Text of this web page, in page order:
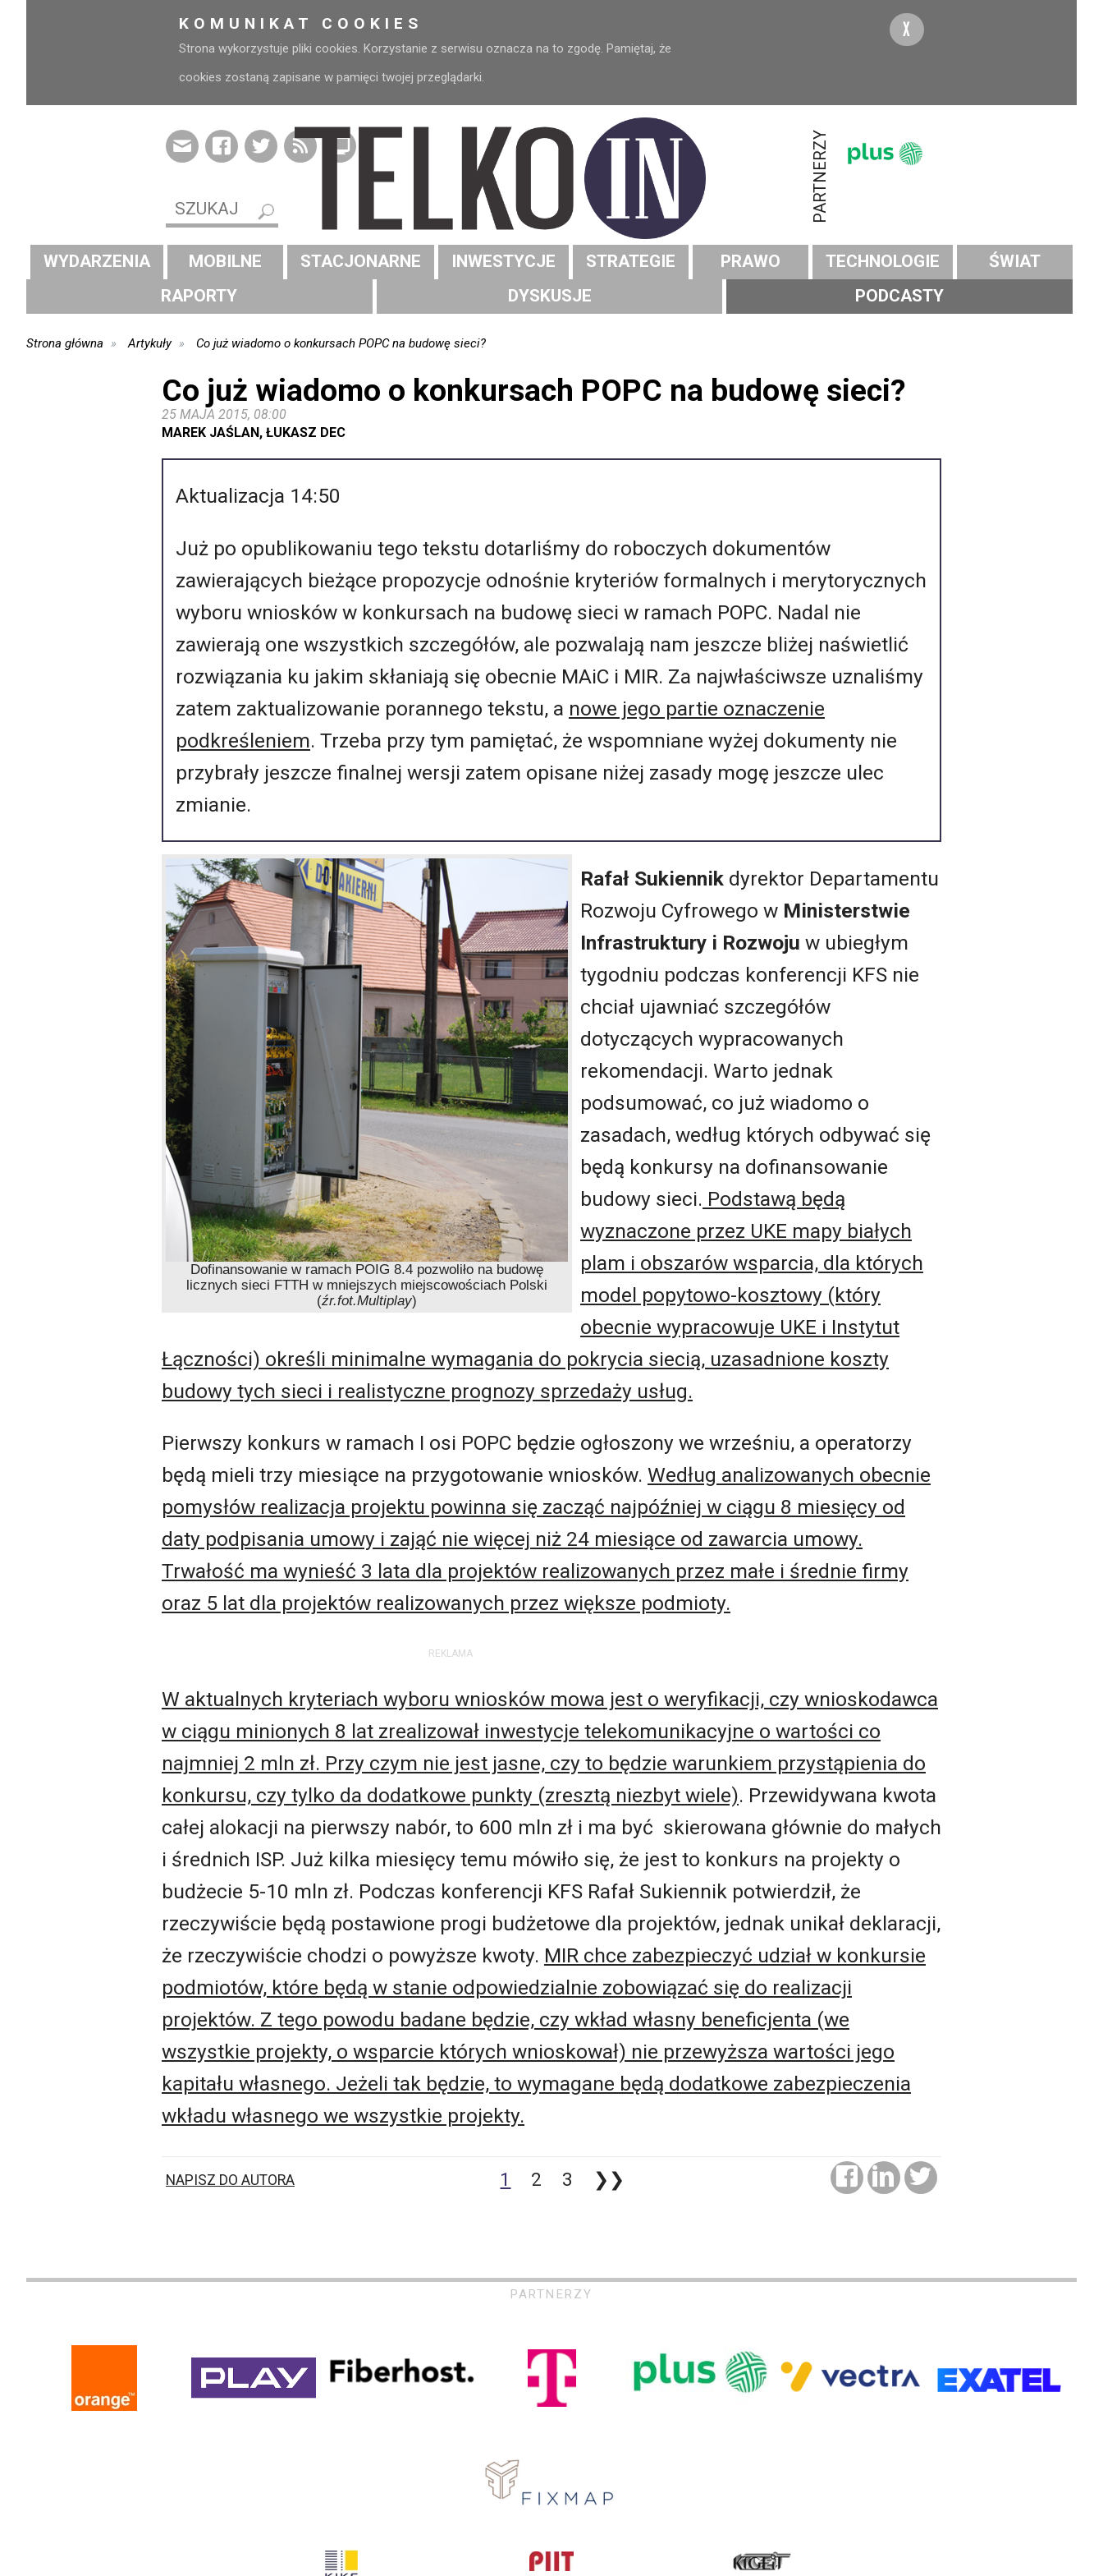
KOMUNIKAT COOKIES
Strona wykorzystuje pliki cookies. Korzystanie z serwisu oznacza na to zgodę. Pamiętaj, że
cookies zostaną zapisane w pamięci twojej przeglądarki.
X
PARTNERZY
WYDARZENIA MOBILNE STACJONARNE INWESTYCJE STRATEGIE PRAWO TECHNOLOGIE
ŚWIAT
RAPORTY
DYSKUSJE PODCASTY
Strona główna Artykuły Co już wiadomo o konkursach POPC na budowę sieci?
Co już wiadomo o konkursach POPC na budowę sieci?
25 MAJA 2015, 08:00
MAREK JAŚLAN, ŁUKASZ DEC
Aktualizacja 14:50
Już po opublikowaniu tego tekstu dotarliśmy do roboczych dokumentów
zawierających bieżące propozycje odnośnie kryteriów formalnych i merytorycznych
wyboru wniosków w konkursach na budowę sieci w ramach POPC. Nadal nie
zawierają one wszystkich szczegółów, ale pozwalają nam jeszcze bliżej naświetlić
rozwiązania ku jakim skłaniają się obecnie MAiC i MIR. Za najwłaściwsze uznaliśmy
zatem zaktualizowanie porannego tekstu, a nowe jego partie oznaczenie
podkreśleniem. Trzeba przy tym pamiętać, że wspomniane wyżej dokumenty nie
przybrały jeszcze finalnej wersji zatem opisane niżej zasady mogę jeszcze ulec
zmianie.
Dofinansowanie w ramach POIG 8.4 pozwoliło na budowę
licznych sieci FTTH w mniejszych miejscowościach Polski
(źr.fot.Multiplay)
Rafał Sukiennik dyrektor Departamentu
Rozwoju Cyfrowego w Ministerstwie
Infrastruktury i Rozwoju w ubiegłym
tygodniu podczas konferencji KFS nie
chciał ujawniać szczegółów
dotyczących wypracowanych
rekomendacji. Warto jednak
podsumować, co już wiadomo o
zasadach, według których odbywać się
będą konkursy na dofinansowanie
budowy sieci. Podstawą będą
wyznaczone przez UKE mapy białych
plam i obszarów wsparcia, dla których
model popytowo-kosztowy (który
obecnie wypracowuje UKE i Instytut
Łączności) określi minimalne wymagania do pokrycia siecią, uzasadnione koszty
budowy tych sieci i realistyczne prognozy sprzedaży usług.
Pierwszy konkurs w ramach I osi POPC będzie ogłoszony we wrześniu, a operatorzy
będą mieli trzy miesiące na przygotowanie wniosków. Według analizowanych obecnie
pomysłów realizacja projektu powinna się zacząć najpóźniej w ciągu 8 miesięcy od
daty podpisania umowy i zająć nie więcej niż 24 miesiące od zawarcia umowy.
Trwałość ma wynieść 3 lata dla projektów realizowanych przez małe i średnie firmy
oraz 5 lat dla projektów realizowanych przez większe podmioty.
REKLAMA
W aktualnych kryteriach wyboru wniosków mowa jest o weryfikacji, czy wnioskodawca
w ciągu minionych 8 lat zrealizował inwestycje telekomunikacyjne o wartości co
najmniej 2 mln zł. Przy czym nie jest jasne, czy to będzie warunkiem przystąpienia do
konkursu, czy tylko da dodatkowe punkty (zresztą niezbyt wiele). Przewidywana kwota
całej alokacji na pierwszy nabór, to 600 mln zł i ma być skierowana głównie do małych
i średnich ISP. Już kilka miesięcy temu mówiło się, że jest to konkurs na projekty o
budżecie 5-10 mln zł. Podczas konferencji KFS Rafał Sukiennik potwierdził, że
rzeczywiście będą postawione progi budżetowe dla projektów, jednak unikał deklaracji,
że rzeczywiście chodzi o powyższe kwoty. MIR chce zabezpieczyć udział w konkursie
podmiotów, które będą w stanie odpowiedzialnie zobowiązać się do realizacji
projektów. Z tego powodu badane będzie, czy wkład własny beneficjenta (we
wszystkie projekty, o wsparcie których wnioskował) nie przewyższa wartości jego
kapitału własnego. Jeżeli tak będzie, to wymagane będą dodatkowe zabezpieczenia
wkładu własnego we wszystkie projekty.
NAPISZ DO AUTORA 1 2 3 ❯❯
PARTNERZY